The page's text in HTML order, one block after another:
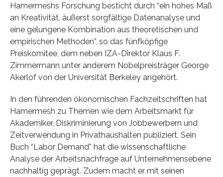
Hamermeshs Forschung besticht durch “ein hohes Maß
an Kreativität, äußerst sorgfältige Datenanalyse und
eine gelungene Kombination aus theoretischen und
empirischen Methoden”, so das fünfköpfige
Preiskomitee, dem neben IZA-Direktor Klaus F.
Zimmermann unter anderem Nobelpreisträger George
Akerlof von der Universität Berkeley angehört.
In den führenden ökonomischen Fachzeitschriften hat
Hamermesh zu Themen wie dem Arbeitsmarkt für
Akademiker, Diskriminierung von Jobbewerbern und
Zeitverwendung in Privathaushalten publiziert. Sein
Buch “Labor Demand” hat die wissenschaftliche
Analyse der Arbeitsnachfrage auf Unternehmensebene
nachhaltig geprägt. Zudem macht er mit seinen